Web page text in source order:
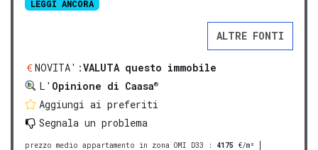
LEGGI ANCORA
ALTRE FONTI
NOVITA':VALUTA questo immobile
L' Opinione di Caasa®
Aggiungi ai preferiti
Segnala un problema
prezzo medio appartamento in zona OMI D33 : 4175 €/m²